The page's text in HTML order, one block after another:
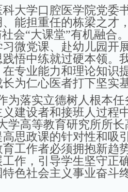
学口腔医学院党委
能担重任的栋梁之才
会“大课堂”有机融合
微党课、赴幼儿园开
悟中练就过硬本领。
专业能力和理论知识
为仁心医者打下坚实
落实立德树人根本任
建设者和接班人过程
学高等教育研究所所
思政课的针对性和吸
工作者必须拥抱新趋
作，引导学生坚守正
色社会主义事业奋斗